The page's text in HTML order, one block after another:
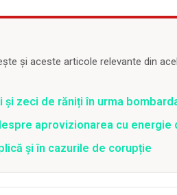
și aceste articole relevante din
zeci de răniți în urma
aprovizionarea cu energie
și în cazurile de corupție